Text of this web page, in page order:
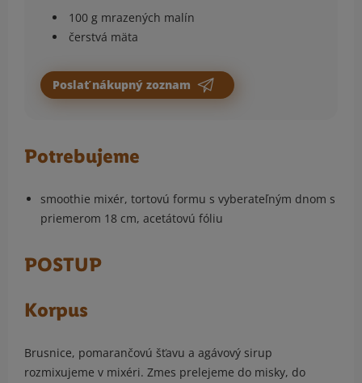
100 g mrazených malín
čerstvá mäta
Poslať nákupný zoznam
Potrebujeme
smoothie mixér, tortovú formu s vyberateľným dnom s
priemerom 18 cm, acetátovú fóliu
POSTUP
Korpus
Brusnice, pomarančovú šťavu a agávový sirup
rozmixujeme v mixéri. Zmes prelejeme do misky, do